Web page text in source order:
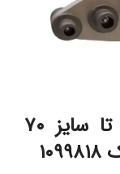
ویژگی‌های اتو لوله روتنبرگر تا سایز ۷۰